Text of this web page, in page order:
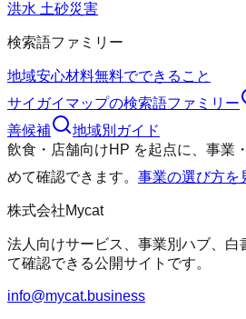
洪水 土砂災害
検索語ファミリー
地域安心材料無料でできること
サイガイマップの検索語ファミリー
善候補
地域別ガイド
飲食・店舗向けHP を起点に、 事業
めて確認できます。 事業の選び方を
株式会社Mycat
法人向けサービス、事業別ハブ、白
て確認できる公開サイトです。
info@mycat.business